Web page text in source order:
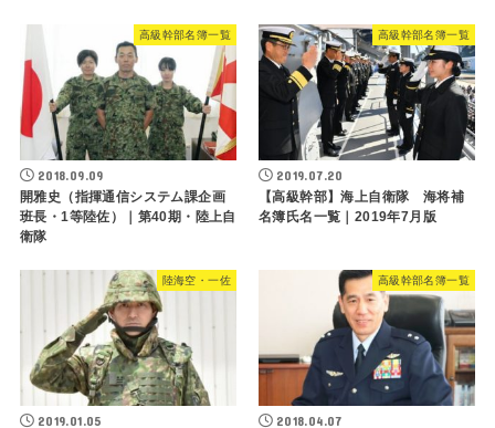
高級幹部名簿一覧
2018.09.09
開雅史（指揮通信システム課企画
班長・1等陸佐）｜第40期・陸上自
衛隊
高級幹部名簿一覧
2019.07.20
【高級幹部】海上自衛隊 海将補
名簿氏名一覧｜2019年7月版
陸海空・一佐
2019.01.05
高級幹部名簿一覧
2018.04.07